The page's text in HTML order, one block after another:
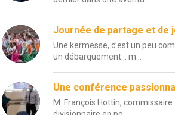
Journée de partage et de
Une kermesse, c’est un peu
un débarquement… m...
Une conférence
M. François Hottin, commissaire